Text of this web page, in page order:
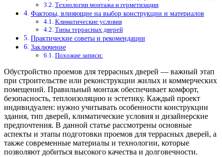
Технологии монтажа и герметизации
Факторы, влияющие на выбор конструкции и материалов
Климатические условия
Типы террасных дверей
Практические советы и рекомендации
Заключение
Похожие записи:
Обустройство проемов для террасных дверей — важный этап
при строительстве или реконструкции жилых и коммерческих
помещений. Правильный монтаж обеспечивает комфорт,
безопасность, теплоизоляцию и эстетику. Каждый проект
индивидуален: нужно учитывать особенности конструкции
здания, тип дверей, климатические условия и дизайнерские
предпочтения. В данной статье рассмотрены основные
аспекты и этапы подготовки проемов для террасных дверей, а
также современные материалы и технологии, которые
позволяют добиться высокого качества и долговечности.